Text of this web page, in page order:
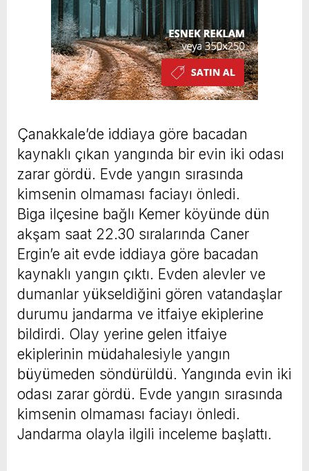
Çanakkale’de iddiaya göre bacadan
kaynaklı çıkan yangında bir evin iki odası
zarar gördü. Evde yangın sırasında
kimsenin olmaması faciayı önledi.
Biga ilçesine bağlı Kemer köyünde dün
akşam saat 22.30 sıralarında Caner
Ergin’e ait evde iddiaya göre bacadan
kaynaklı yangın çıktı. Evden alevler ve
dumanlar yükseldiğini gören vatandaşlar
durumu jandarma ve itfaiye ekiplerine
bildirdi. Olay yerine gelen itfaiye
ekiplerinin müdahalesiyle yangın
büyümeden söndürüldü. Yangında evin iki
odası zarar gördü. Evde yangın sırasında
kimsenin olmaması faciayı önledi.
Jandarma olayla ilgili inceleme başlattı.